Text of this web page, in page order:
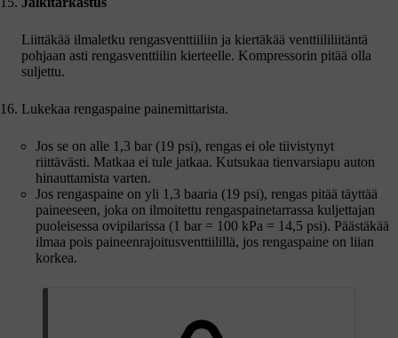
Liittäkää ilmaletku rengasventtiiliin ja kiertäkää venttiililiitäntä
pohjaan asti rengasventtiilin kierteelle. Kompressorin pitää olla
suljettu.
Lukekaa rengaspaine painemittarista.
Jos se on alle 1,3 bar (19 psi), rengas ei ole tiivistynyt
riittävästi. Matkaa ei tule jatkaa. Kutsukaa tienvarsiapu auton
hinauttamista varten.
Jos rengaspaine on yli 1,3 baaria (19 psi), rengas pitää täyttää
paineeseen, joka on ilmoitettu rengaspainetarrassa kuljettajan
puoleisessa ovipilarissa (1 bar = 100 kPa = 14,5 psi). Päästäkää
ilmaa pois paineenrajoitusventtiilillä, jos rengaspaine on liian
korkea.